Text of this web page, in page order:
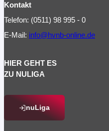
Kontakt
Telefon: (0511) 98 995 - 0
E-Mail: info@hvnb-online.de
HIER GEHT ES
ZU NULIGA
nuLiga